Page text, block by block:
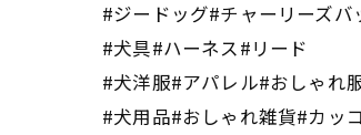
#ジードッグ#チャーリーズバ
#犬具#ハーネス#リード
#犬洋服#アパレル#おしゃれ
#犬用品#おしゃれ雑貨#カッ